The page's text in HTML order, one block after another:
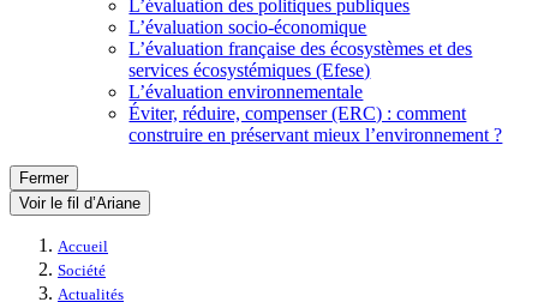
L’évaluation des politiques publiques
L’évaluation socio-économique
L’évaluation française des écosystèmes et des
services écosystémiques (Efese)
L’évaluation environnementale
Éviter, réduire, compenser (ERC) : comment
construire en préservant mieux l’environnement ?
Fermer
Voir le fil d’Ariane
Accueil
Société
Actualités